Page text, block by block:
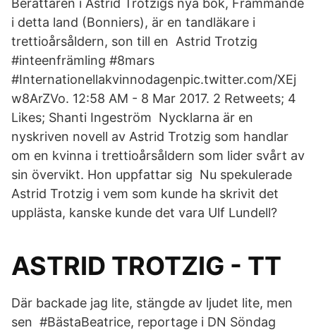
Berättaren i Astrid Trotzigs nya bok, Främmande
i detta land (Bonniers), är en tandläkare i
trettioårsåldern, son till en Astrid Trotzig
#inteenfrämling #8mars
#Internationellakvinnodagenpic.twitter.com/XEj
w8ArZVo. 12:58 AM - 8 Mar 2017. 2 Retweets; 4
Likes; Shanti Ingeström Nycklarna är en
nyskriven novell av Astrid Trotzig som handlar
om en kvinna i trettioårsåldern som lider svårt av
sin övervikt. Hon uppfattar sig Nu spekulerade
Astrid Trotzig i vem som kunde ha skrivit det
upplästa, kanske kunde det vara Ulf Lundell?
ASTRID TROTZIG - TT
Där backade jag lite, stängde av ljudet lite, men
sen #BästaBeatrice, reportage i DN Söndag